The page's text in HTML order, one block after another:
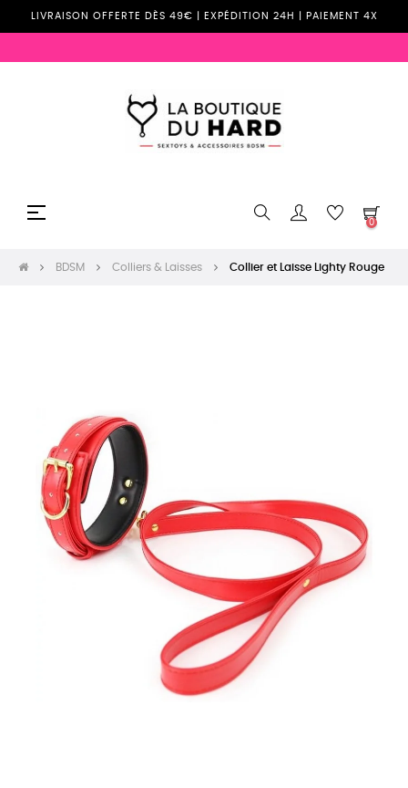
LIVRAISON OFFERTE DÈS 49€ | EXPÉDITION 24H | PAIEMENT 4X
Basculer
☰
0
BDSM Colliers & Laisses Collier et Laisse Lighty Rouge